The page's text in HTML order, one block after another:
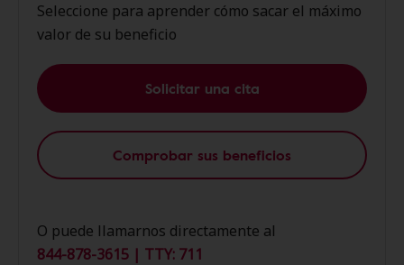
Seleccione para aprender cómo sacar el máximo
valor de su beneficio
Solicitar una cita
Comprobar sus beneficios
O puede llamarnos directamente al
844-878-3615 | TTY: 711